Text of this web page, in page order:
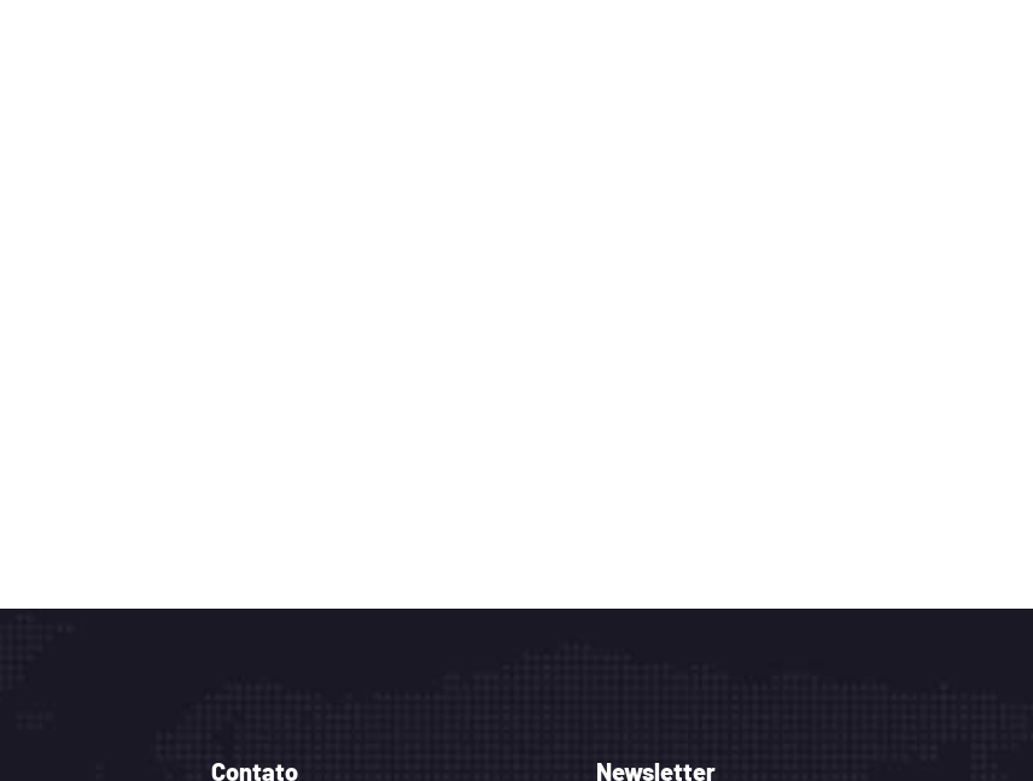
Contato Newsletter